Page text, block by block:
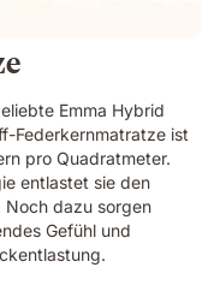
Emma Hybrid
Federkernmatratze ist
pro Quadratmeter.
entlastet sie den
Noch dazu sorgen
Gefühl und